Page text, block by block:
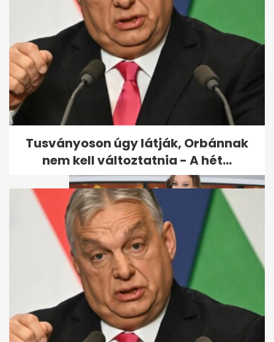
Hvg: Orbán lánya 600 ezres
táskával a vállán találkozott...
Vajna Tímea újra férjhez ment
Tusványoson úgy látják, Orbánnak
nem kell változtatnia - A hét...